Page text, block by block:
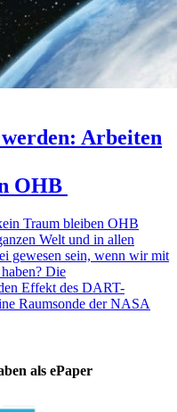
Arbeiten
OHB
Traum bleiben OHB
Welt und in allen
gewesen sein, wenn wir mit
Die
Effekt des DART-
Raumsonde der NASA
als ePaper